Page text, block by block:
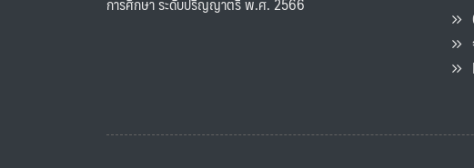
จั